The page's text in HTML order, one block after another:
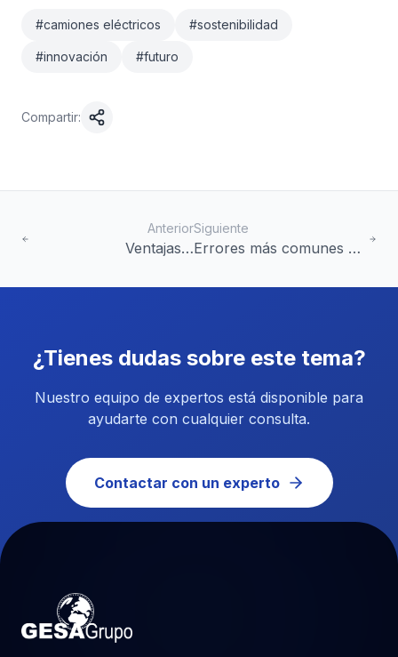
#camiones eléctricos #sostenibilidad
#innovación #futuro
Compartir:
Anterior
Ventajas e
transporte por
Siguiente
Errores más comunes de
transporte
¿Tienes dudas sobre este tema?
Nuestro equipo de expertos está disponible para
ayudarte con cualquier consulta.
Contactar con un experto